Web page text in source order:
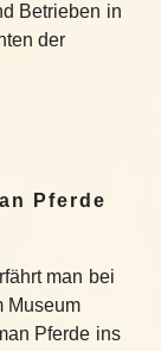
Betrieben in
der
Pferde
man bei
Museum
Pferde ins